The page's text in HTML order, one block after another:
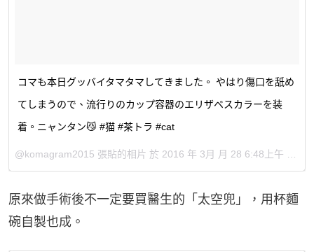
コマも本日グッバイタマタマしてきました。 やはり傷口を舐め
てしまうので、流行りのカップ容器のエリザベスカラーを装
着。ニャンタン😼 #猫 #茶トラ #cat
@komagram2015 張貼的相片 於 2016 年 3月 月 28 6:48上午 PDT
原來做手術後不一定要買醫生的「太空兜」，用杯麵
碗自製也成。